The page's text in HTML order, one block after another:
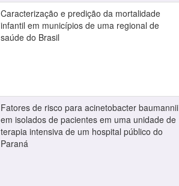
Caracterização e predição da mortalidade
infantil em municípios de uma regional de
saúde do Brasil
Fatores de risco para acinetobacter baumannii
em isolados de pacientes em uma unidade de
terapia intensiva de um hospital público do
Paraná